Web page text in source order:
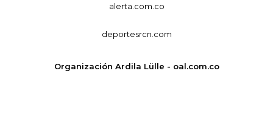
alerta.com.co
deportesrcn.com
Organización Ardila Lülle - oal.com.co